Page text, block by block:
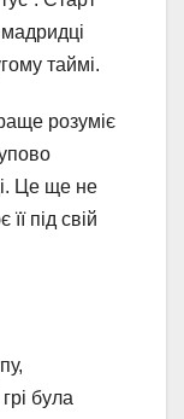
таймі.
розуміє
Це ще не
під свій
була